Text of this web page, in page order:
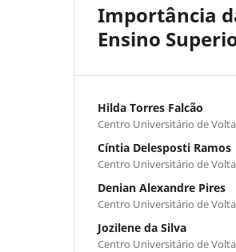
Importância
Ensino
Hilda Torres Falcão
Centro Universitário de
Cíntia Delesposti Ramos
Centro Universitário de
Denian Alexandre Pires
Centro Universitário de
Jozilene da Silva
Centro Universitário de